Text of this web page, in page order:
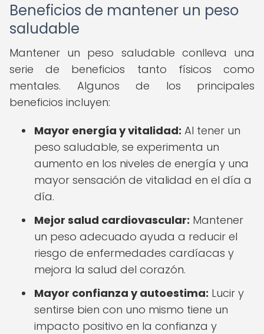
Beneficios de mantener un peso
saludable
Mantener un peso saludable conlleva una
serie de beneficios tanto físicos como
mentales. Algunos de los principales
beneficios incluyen:
Mayor energía y vitalidad: Al tener un
peso saludable, se experimenta un
aumento en los niveles de energía y una
mayor sensación de vitalidad en el día a
día.
Mejor salud cardiovascular: Mantener
un peso adecuado ayuda a reducir el
riesgo de enfermedades cardíacas y
mejora la salud del corazón.
Mayor confianza y autoestima: Lucir y
sentirse bien con uno mismo tiene un
impacto positivo en la confianza y